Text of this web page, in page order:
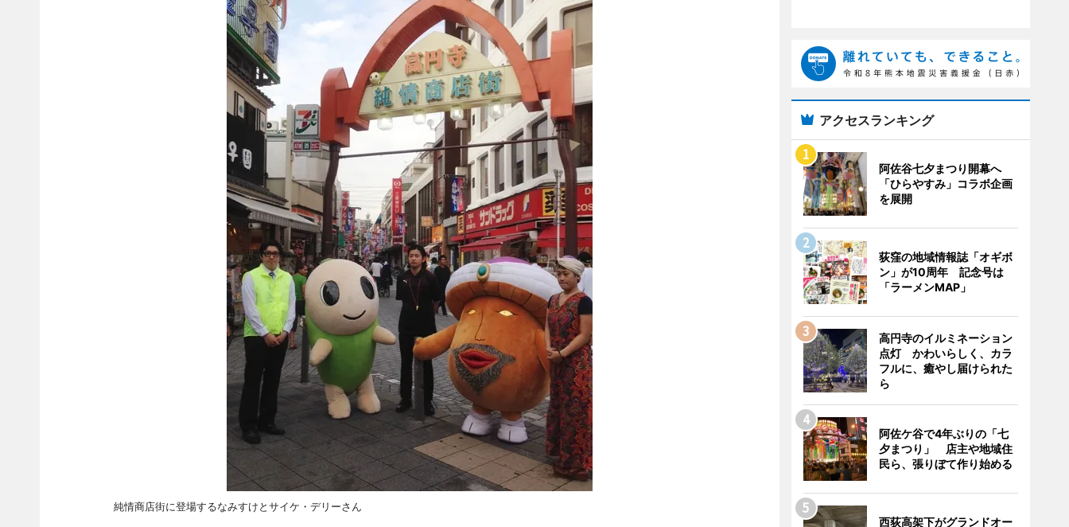
純情商店街に登場するなみすけとサイケ・デリーさん
アクセスランキング
阿佐谷七夕まつり開幕へ
「ひらやすみ」コラボ企画
を展開
荻窪の地域情報誌「オギボ
ン」が10周年 記念号は
「ラーメンMAP」
高円寺のイルミネーション
点灯 かわいらしく、カラ
フルに、癒やし届けられた
ら
阿佐ケ谷で4年ぶりの「七
夕まつり」 店主や地域住
民ら、張りぼて作り始める
西荻高架下がグランドオー